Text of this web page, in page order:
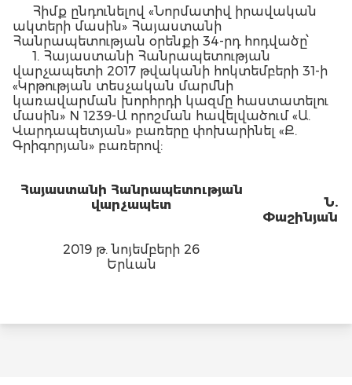
Հիմք ընդունելով «Նորմատիվ իրավական
ակտերի մասին» Հայաստանի
Հանրապետության օրենքի 34-րդ հոդվածը՝
1. Հայաստանի Հանրապետության
վարչապետի 2017 թվականի հոկտեմբերի 31-ի
«Կրթության տեսչական մարմնի
կառավարման խորհրդի կազմը հաստատելու
մասին» N 1239-Ա որոշման հավելվածում «Ա.
Վարդապետյան» բառերը փոխարինել «Ք.
Գրիգորյան» բառերով:
Հայաստանի Հանրապետության
վարչապետ
Ն.
Փաշինյան
2019 թ. նոյեմբերի 26
Երևան